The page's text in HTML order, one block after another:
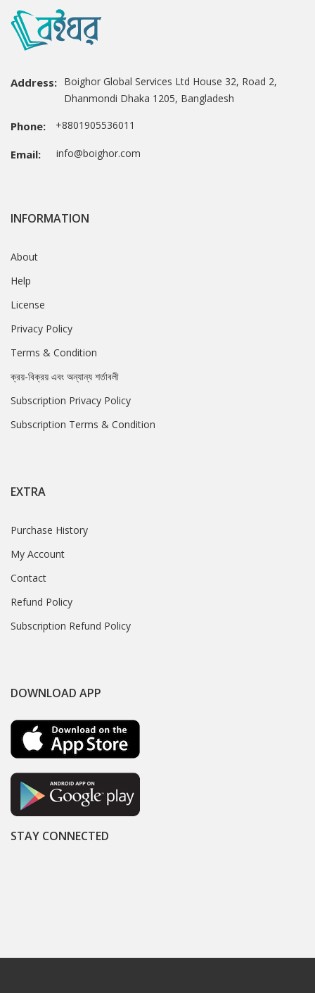
Address: Boighor Global Services Ltd House 32, Road 2,
Dhanmondi Dhaka 1205, Bangladesh
Phone: +8801905536011
Email: info@boighor.com
INFORMATION
About
Help
License
Privacy Policy
Terms & Condition
ক্রয়-বিক্রয় এবং অন্যান্য শর্তাবলী
Subscription Privacy Policy
Subscription Terms & Condition
EXTRA
Purchase History
My Account
Contact
Refund Policy
Subscription Refund Policy
DOWNLOAD APP
STAY CONNECTED